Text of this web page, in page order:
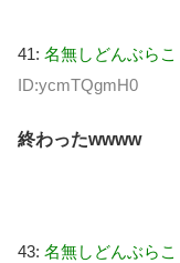
41: 名無しどんぶらこ
ID:ycmTQgmH0
終わったwwww
43: 名無しどんぶらこ